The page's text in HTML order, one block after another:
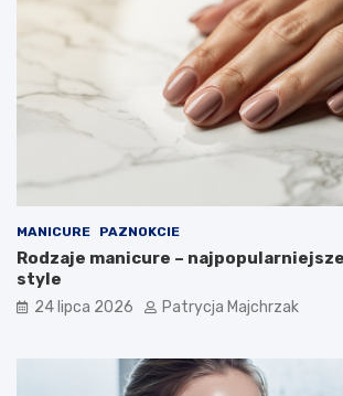
MANICURE PAZNOKCIE
Rodzaje manicure –
style
24 lipca 2026 Patrycja Majchrzak